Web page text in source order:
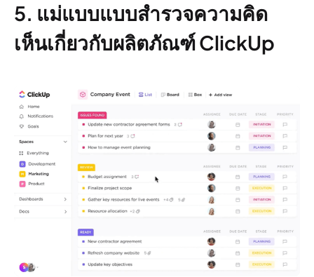
5. แม่แบบแบบสำรวจความคิด
เห็นเกี่ยวกับผลิตภัณฑ์ ClickUp